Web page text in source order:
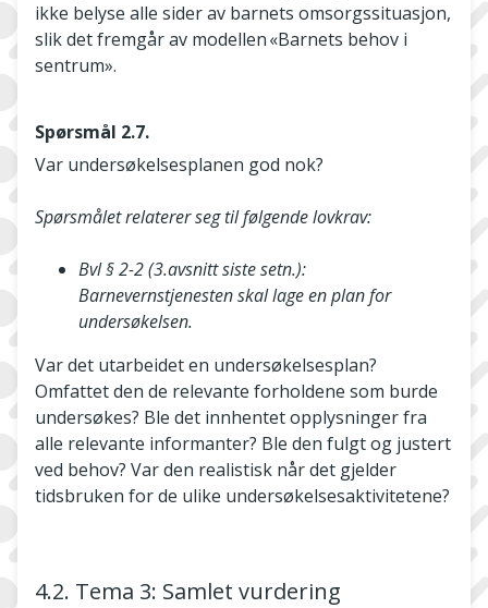
ikke belyse alle sider av barnets omsorgssituasjon,
slik det fremgår av modellen «Barnets behov i
sentrum».
Spørsmål 2.7.
Var undersøkelsesplanen god nok?
Spørsmålet relaterer seg til følgende lovkrav:
Bvl § 2-2 (3.avsnitt siste setn.):
Barnevernstjenesten skal lage en plan for
undersøkelsen.
Var det utarbeidet en undersøkelsesplan?
Omfattet den de relevante forholdene som burde
undersøkes? Ble det innhentet opplysninger fra
alle relevante informanter? Ble den fulgt og justert
ved behov? Var den realistisk når det gjelder
tidsbruken for de ulike undersøkelsesaktivitetene?
4.2. Tema 3: Samlet vurdering